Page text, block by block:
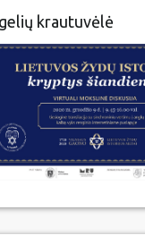
krautuvėlė